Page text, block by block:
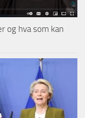
og hva som kan